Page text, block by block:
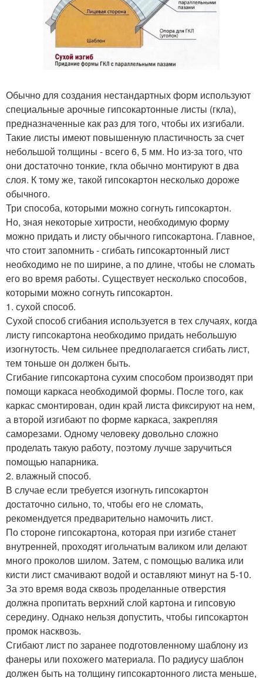
Обычно для создания нестандартных форм используют
специальные арочные гипсокартонные листы (гкла),
предназначенные как раз для того, чтобы их изгибали.
Такие листы имеют повышенную пластичность за счет
небольшой толщины - всего 6, 5 мм. Но из-за того, что
они достаточно тонкие, гкла обычно монтируют в два
слоя. К тому же, такой гипсокартон несколько дороже
обычного.
Три способа, которыми можно согнуть гипсокартон.
Но, зная некоторые хитрости, необходимую форму
можно придать и листу обычного гипсокартона. Главное,
что стоит запомнить - сгибать гипсокартонный лист
необходимо не по ширине, а по длине, чтобы не сломать
его во время работы. Существует несколько способов,
которыми можно согнуть гипсокартон.
1. сухой способ.
Сухой способ сгибания используется в тех случаях, когда
листу гипсокартона необходимо придать небольшую
изогнутость. Чем сильнее предполагается сгибать лист,
тем тоньше он должен быть.
Сгибание гипсокартона сухим способом производят при
помощи каркаса необходимой формы. После того, как
каркас смонтирован, один край листа фиксируют на нем,
а второй изгибают по форме каркаса, закрепляя
саморезами. Одному человеку довольно сложно
проделать такую работу, поэтому лучше заручиться
помощью напарника.
2. влажный способ.
В случае если требуется изогнуть гипсокартон
достаточно сильно, то, чтобы его не сломать,
рекомендуется предварительно намочить лист.
По стороне гипсокартона, которая при изгибе станет
внутренней, проходят игольчатым валиком или делают
много проколов шилом. Затем, с помощью валика или
кисти лист смачивают водой и оставляют минут на 5-10.
За это время вода сквозь проделанные отверстия
должна пропитать верхний слой картона и гипсовую
середину. Однако нельзя допустить, чтобы гипсокартон
промок насквозь.
Сгибают лист по заранее подготовленному шаблону из
фанеры или похожего материала. По радиусу шаблон
должен быть на толщину гипсокартонного листа меньше,